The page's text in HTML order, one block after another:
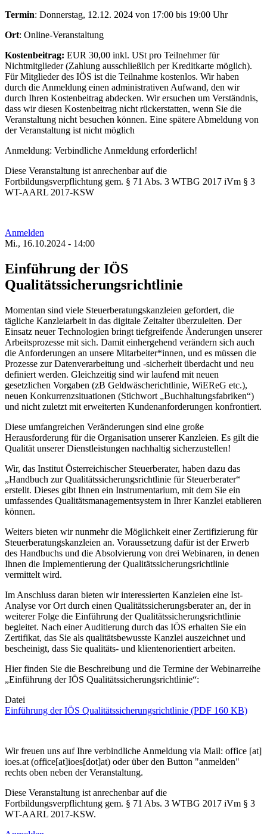
Termin: Donnerstag, 12.12. 2024 von 17:00 bis 19:00 Uhr
Ort: Online-Veranstaltung
Kostenbeitrag: EUR 30,00 inkl. USt pro Teilnehmer für
Nichtmitglieder (Zahlung ausschließlich per Kreditkarte möglich).
Für Mitglieder des IÖS ist die Teilnahme kostenlos. Wir haben
durch die Anmeldung einen administrativen Aufwand, den wir
durch Ihren Kostenbeitrag abdecken. Wir ersuchen um Verständnis,
dass wir diesen Kostenbeitrag nicht rückerstatten, wenn Sie die
Veranstaltung nicht besuchen können. Eine spätere Abmeldung von
der Veranstaltung ist nicht möglich
Anmeldung: Verbindliche Anmeldung erforderlich!
Diese Veranstaltung ist anrechenbar auf die
Fortbildungsverpflichtung gem. § 71 Abs. 3 WTBG 2017 iVm § 3
WT-AARL 2017-KSW
Anmelden
Mi., 16.10.2024 - 14:00
Einführung der IÖS
Qualitätssicherungsrichtlinie
Momentan sind viele Steuerberatungskanzleien gefordert, die
tägliche Kanzleiarbeit in das digitale Zeitalter überzuleiten. Der
Einsatz neuer Technologien bringt tiefgreifende Änderungen unserer
Arbeitsprozesse mit sich. Damit einhergehend verändern sich auch
die Anforderungen an unsere Mitarbeiter*innen, und es müssen die
Prozesse zur Datenverarbeitung und -sicherheit überdacht und neu
definiert werden. Gleichzeitig sind wir laufend mit neuen
gesetzlichen Vorgaben (zB Geldwäscherichtlinie, WiEReG etc.),
neuen Konkurrenzsituationen (Stichwort „Buchhaltungsfabriken“)
und nicht zuletzt mit erweiterten Kundenanforderungen konfrontiert.
Diese umfangreichen Veränderungen sind eine große
Herausforderung für die Organisation unserer Kanzleien. Es gilt die
Qualität unserer Dienstleistungen nachhaltig sicherzustellen!
Wir, das Institut Österreichischer Steuerberater, haben dazu das
„Handbuch zur Qualitätssicherungsrichtlinie für Steuerberater“
erstellt. Dieses gibt Ihnen ein Instrumentarium, mit dem Sie ein
umfassendes Qualitätsmanagementsystem in Ihrer Kanzlei etablieren
können.
Weiters bieten wir nunmehr die Möglichkeit einer Zertifizierung für
Steuerberatungskanzleien an. Voraussetzung dafür ist der Erwerb
des Handbuchs und die Absolvierung von drei Webinaren, in denen
Ihnen die Implementierung der Qualitätssicherungsrichtlinie
vermittelt wird.
Im Anschluss daran bieten wir interessierten Kanzleien eine Ist-
Analyse vor Ort durch einen Qualitätssicherungsberater an, der in
weiterer Folge die Einführung der Qualitätssicherungsrichtlinie
begleitet. Nach einer Auditierung durch das IÖS erhalten Sie ein
Zertifikat, das Sie als qualitätsbewusste Kanzlei auszeichnet und
bescheinigt, dass Sie qualitäts- und klientenorientiert arbeiten.
Hier finden Sie die Beschreibung und die Termine der Webinarreihe
„Einführung der IÖS Qualitätssicherungsrichtlinie“:
Datei
Einführung der IÖS Qualitätssicherungsrichtlinie (PDF 160 KB)
Wir freuen uns auf Ihre verbindliche Anmeldung via Mail: office [at]
ioes.at (office[at]ioes[dot]at) oder über den Button "anmelden"
rechts oben neben der Veranstaltung.
Diese Veranstaltung ist anrechenbar auf die
Fortbildungsverpflichtung gem. § 71 Abs. 3 WTBG 2017 iVm § 3
WT-AARL 2017-KSW.